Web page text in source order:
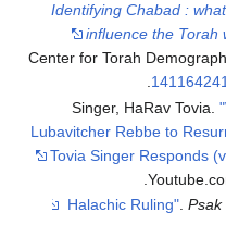
Identifying Chabad :
influence the Torah
Center for Torah
Singer, HaRav Tovia.
Lubavitcher Rebbe to
Tovia Singer Responds
.
.Psak